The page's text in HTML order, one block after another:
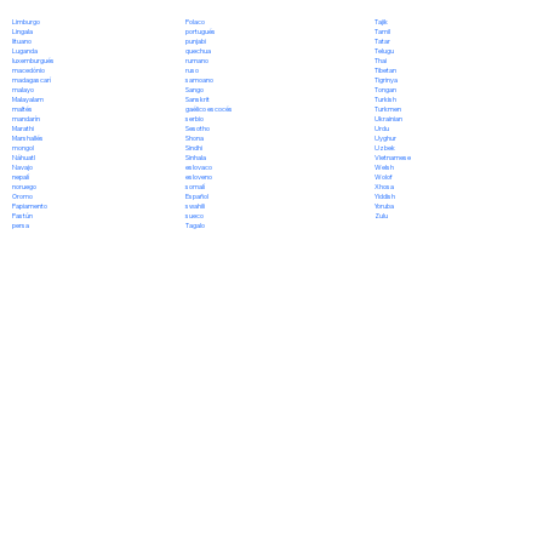
Limburgo
Lingala
lituano
Luganda
luxemburgués
macedónio
madagascarí
malayo
Malayalam
maltés
mandarín
Marathi
Marshallés
mongol
Náhuatl
Navajo
nepalí
noruego
Oromo
Papiamento
Pastún
persa
Polaco
portugués
punjabi
quechua
rumano
ruso
samoano
Sango
Sanskrit
gaélico escocés
serbio
Sesotho
Shona
Sindhi
Sinhala
eslovaco
esloveno
somalí
Español
swahili
sueco
Tagalo
Tajik
Tamil
Tatar
Telugu
Thai
Tibetan
Tigrinya
Tongan
Turkish
Turkmen
Ukrainian
Urdu
Uyghur
Uzbek
Vietnamese
Welsh
Wolof
Xhosa
Yiddish
Yoruba
Zulu